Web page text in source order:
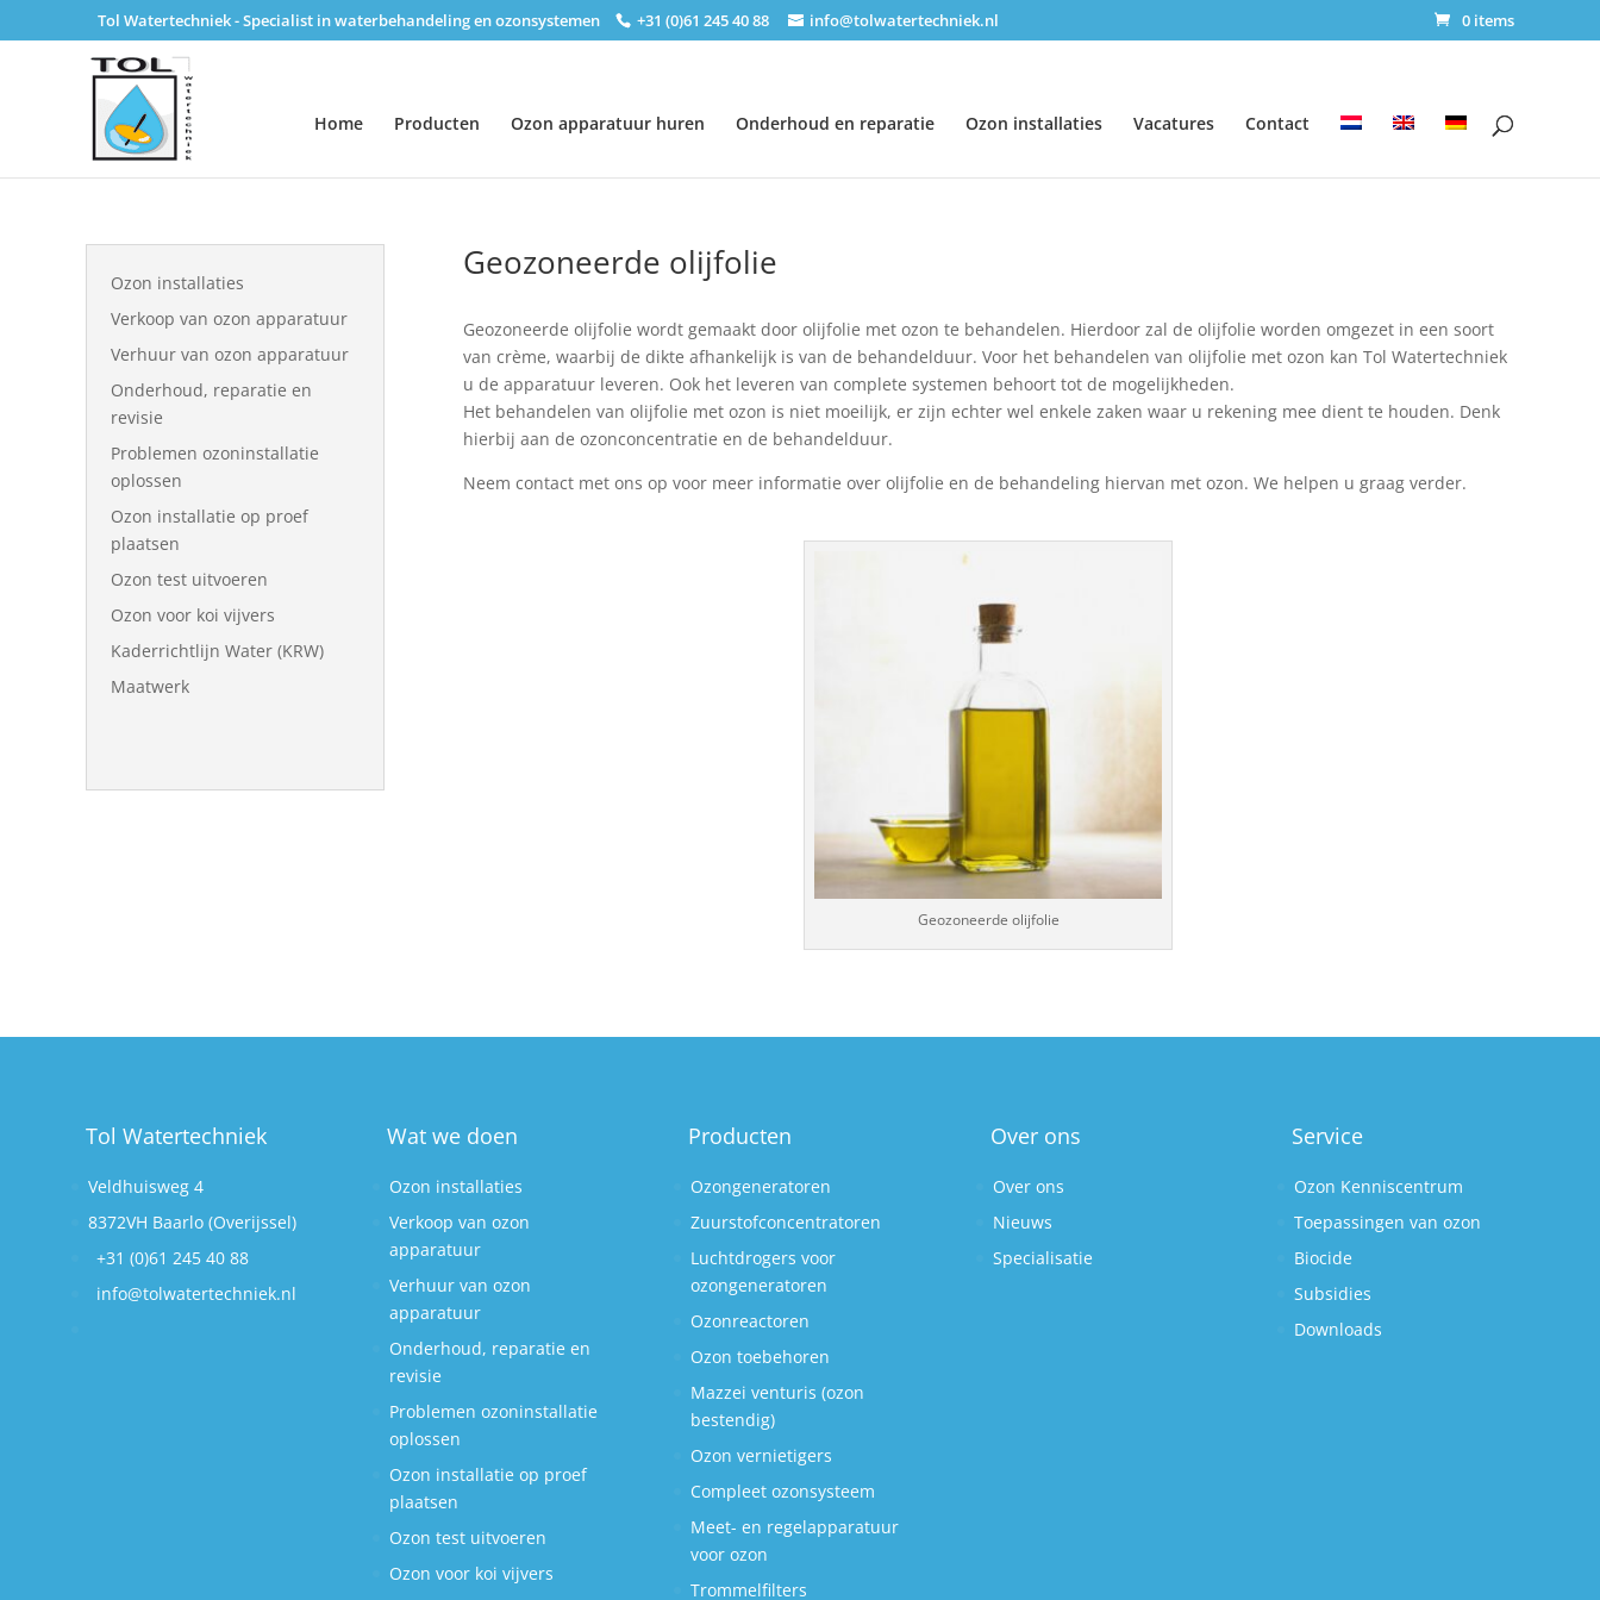
Tol Watertechniek - Specialist in waterbehandeling en ozonsystemen +31 (0)61 245 40 88 info@tolwatertechniek.nl 0 items
Home Producten Ozon apparatuur huren Onderhoud en reparatie Ozon installaties Vacatures Contact
Geozoneerde olijfolie
Geozoneerde olijfolie wordt gemaakt door olijfolie met ozon te behandelen. Hierdoor zal de olijfolie worden omgezet in een soort
van crème, waarbij de dikte afhankelijk is van de behandelduur. Voor het behandelen van olijfolie met ozon kan Tol Watertechniek
u de apparatuur leveren. Ook het leveren van complete systemen behoort tot de mogelijkheden.
Het behandelen van olijfolie met ozon is niet moeilijk, er zijn echter wel enkele zaken waar u rekening mee dient te houden. Denk
hierbij aan de ozonconcentratie en de behandelduur.
Neem contact met ons op voor meer informatie over olijfolie en de behandeling hiervan met ozon. We helpen u graag verder.
Geozoneerde olijfolie
Ozon installaties
Verkoop van ozon apparatuur
Verhuur van ozon apparatuur
Onderhoud, reparatie en
revisie
Problemen ozoninstallatie
oplossen
Ozon installatie op proef
plaatsen
Ozon test uitvoeren
Ozon voor koi vijvers
Kaderrichtlijn Water (KRW)
Maatwerk
Tol Watertechniek
Veldhuisweg 4
8372VH Baarlo (Overijssel)
+31 (0)61 245 40 88
info@tolwatertechniek.nl
Wat we doen
Ozon installaties
Verkoop van ozon
apparatuur
Verhuur van ozon
apparatuur
Onderhoud, reparatie en
revisie
Problemen ozoninstallatie
oplossen
Ozon installatie op proef
plaatsen
Ozon test uitvoeren
Ozon voor koi vijvers
Producten
Ozongeneratoren
Zuurstofconcentratoren
Luchtdrogers voor
ozongeneratoren
Ozonreactoren
Ozon toebehoren
Mazzei venturis (ozon
bestendig)
Ozon vernietigers
Compleet ozonsysteem
Meet- en regelapparatuur
voor ozon
Trommelfilters
Over ons
Over ons
Nieuws
Specialisatie
Service
Ozon Kenniscentrum
Toepassingen van ozon
Biocide
Subsidies
Downloads